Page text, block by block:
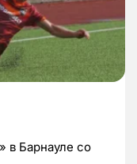
в Барнауле со